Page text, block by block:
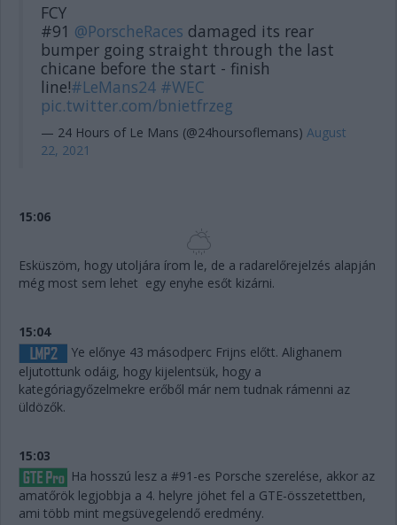
FCY
#91 @PorscheRaces damaged its rear
bumper going straight through the last
chicane before the start - finish
line!#LeMans24 #WEC
pic.twitter.com/bnietfrzeg
— 24 Hours of Le Mans (@24hoursoflemans) August
22, 2021
15:06
Esküszöm, hogy utoljára írom le, de a radarelőrejelzés alapján
még most sem lehet egy enyhe esőt kizárni.
15:04
Ye előnye 43 másodperc Frijns előtt. Alighanem
eljutottunk odáig, hogy kijelentsük, hogy a
kategóriagyőzelmekre erőből már nem tudnak rámenni az
üldözők.
15:03
Ha hosszú lesz a #91-es Porsche szerelése, akkor az
amatőrök legjobbja a 4. helyre jöhet fel a GTE-összetettben,
ami több mint megsüvegelendő eredmény.